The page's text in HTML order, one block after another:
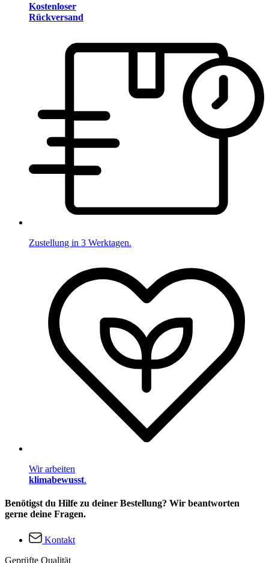
Kostenloser
Rückversand
Zustellung in 3 Werktagen.
Wir arbeiten
klimabewusst.
Benötigst du Hilfe zu deiner Bestellung? Wir beantworten
gerne deine Fragen.
Kontakt
Geprüfte Qualität